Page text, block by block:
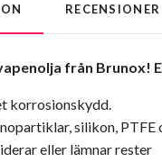
RECENSIONER
från Brunox!
korrosionskydd.
silikon, PTFE
eller lämnar rester